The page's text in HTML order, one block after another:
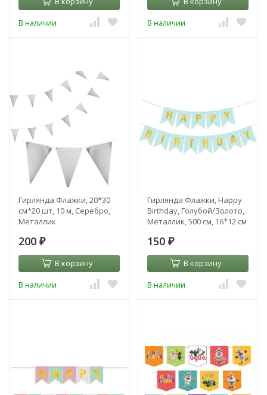
В наличии В наличии
Гирлянда Флажки, 20*30
см*20 шт, 10 м, Серебро,
Металлик
200 ₽
В корзину
В наличии
Гирлянда Флажки, Happy
Birthday, Голубой/Золото,
Металлик, 500 см, 16*12 см
150 ₽
В корзину
В наличии